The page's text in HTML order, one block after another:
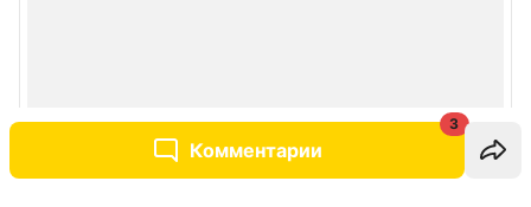
Комментарии
3